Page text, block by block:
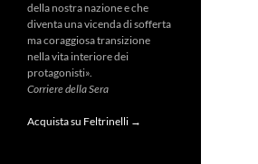
della nostra nazione e che
diventa una vicenda di sofferta
ma coraggiosa transizione
nella vita interiore dei
protagonisti».
Corriere della Sera
Acquista su Feltrinelli →